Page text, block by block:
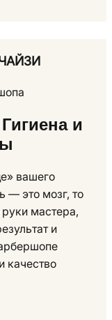
и
вашего
— это мозг, то
мастера,
и
качество